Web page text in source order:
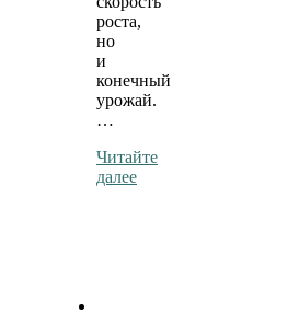
роста,
но
и
конечный
урожай.
…
Читайте
далее